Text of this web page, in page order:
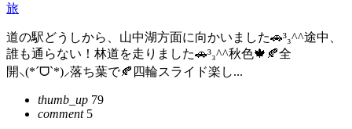
旅
道の駅どうしから、山中湖方面に向かいました🚗³₃^^途中、
誰も通らない！林道を走りました🚗³₃^^秋色🍁🍂全
開⸜(*ˊᗜˋ*)⸝落ち葉で🍂四輪スライド楽し...
thumb_up 79
comment5